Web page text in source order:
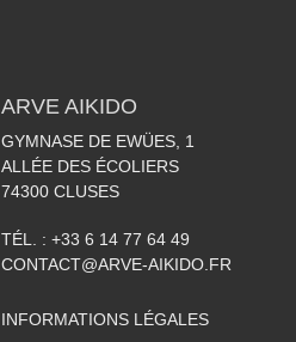
ARVE AIKIDO
GYMNASE DE EWÜES, 1
ALLÉE DES ÉCOLIERS
74300 CLUSES
TÉL. : +33 6 14 77 64 49
CONTACT@ARVE-AIKIDO.FR
INFORMATIONS LÉGALES